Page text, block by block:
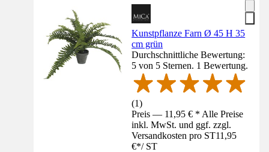
Kunstpflanze Farn Ø 45 H 35
cm grün
Durchschnittliche Bewertung:
5 von 5 Sternen. 1 Bewertung.
(1)
Preis — 11,95 € * Alle Preise
inkl. MwSt. und ggf. zzgl.
Versandkosten pro ST11,95
€*/ ST